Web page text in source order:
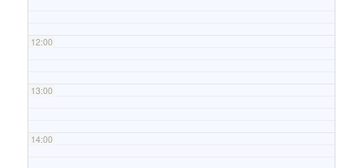
12:00
13:00
14:00